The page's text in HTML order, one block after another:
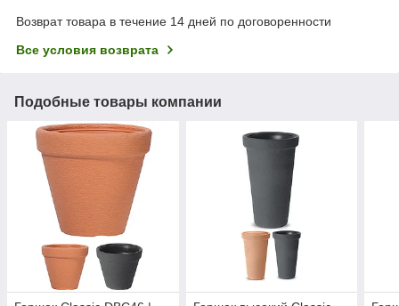
Возврат товара в течение 14 дней по договоренности
Все условия возврата
Подобные товары компании